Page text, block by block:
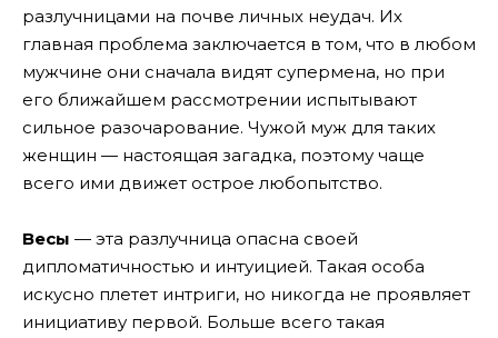
разлучницами на почве личных неудач. Их
главная проблема заключается в том, что в любом
мужчине они сначала видят супермена, но при
его ближайшем рассмотрении испытывают
сильное разочарование. Чужой муж для таких
женщин — настоящая загадка, поэтому чаще
всего ими движет острое любопытство.
Весы — эта разлучница опасна своей
дипломатичностью и интуицией. Такая особа
искусно плетет интриги, но никогда не проявляет
инициативу первой. Больше всего такая